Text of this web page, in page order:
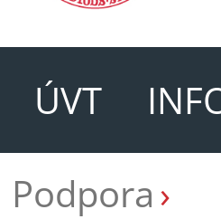
ÚVT
Podpora